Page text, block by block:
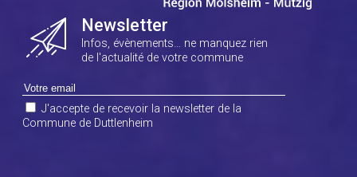
Newsletter
Infos, évènements… ne manquez rien
de l'actualité de votre commune
J'accepte de recevoir la newsletter de la
Commune de Duttlenheim